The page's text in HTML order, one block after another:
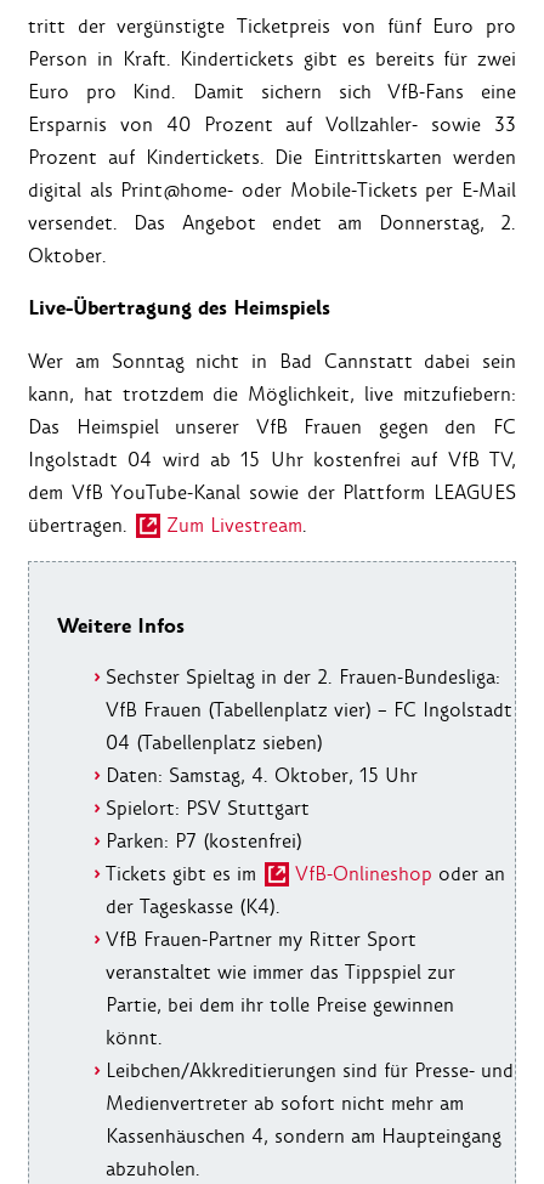
tritt der vergünstigte Ticketpreis von fünf Euro pro
Person in Kraft. Kindertickets gibt es bereits für zwei
Euro pro Kind. Damit sichern sich VfB-Fans eine
Ersparnis von 40 Prozent auf Vollzahler- sowie 33
Prozent auf Kindertickets. Die Eintrittskarten werden
digital als Print@home- oder Mobile-Tickets per E-Mail
versendet. Das Angebot endet am Donnerstag, 2.
Oktober.
Live-Übertragung des Heimspiels
Wer am Sonntag nicht in Bad Cannstatt dabei sein
kann, hat trotzdem die Möglichkeit, live mitzufiebern:
Das Heimspiel unserer VfB Frauen gegen den FC
Ingolstadt 04 wird ab 15 Uhr kostenfrei auf VfB TV,
dem VfB YouTube-Kanal sowie der Plattform LEAGUES
übertragen.
Zum Livestream.
Weitere Infos
Sechster Spieltag in der 2. Frauen-Bundesliga:
VfB Frauen (Tabellenplatz vier) – FC Ingolstadt
04 (Tabellenplatz sieben)
Daten: Samstag, 4. Oktober, 15 Uhr
Spielort: PSV Stuttgart
Parken: P7 (kostenfrei)
Tickets gibt es im
VfB-Onlineshop oder an
der Tageskasse (K4).
VfB Frauen-Partner my Ritter Sport
veranstaltet wie immer das Tippspiel zur
Partie, bei dem ihr tolle Preise gewinnen
könnt.
Leibchen/Akkreditierungen sind für Presse- und
Medienvertreter ab sofort nicht mehr am
Kassenhäuschen 4, sondern am Haupteingang
abzuholen.